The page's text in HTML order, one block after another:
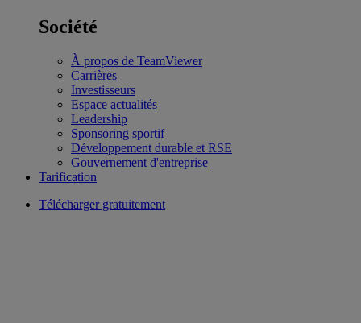
Société
À propos de TeamViewer
Carrières
Investisseurs
Espace actualités
Leadership
Sponsoring sportif
Développement durable et RSE
Gouvernement d'entreprise
Tarification
Télécharger gratuitement